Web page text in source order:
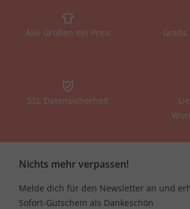
Alle Größen ein Preis
SSL Datensicherheit
Nichts mehr verpassen!
Melde dich für den Newsletter an und
Sofort-Gutschein als Dankeschön